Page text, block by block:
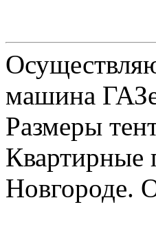
машина
Размеры
Квартирные
Новгороде.